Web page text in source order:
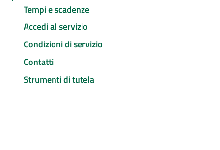
Tempi e scadenze
Accedi al servizio
Condizioni di servizio
Contatti
Strumenti di tutela